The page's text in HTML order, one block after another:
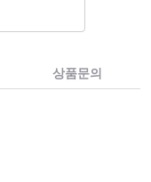
상품문의